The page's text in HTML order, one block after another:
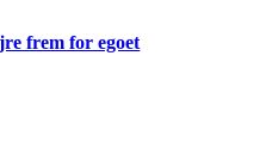
frem for egoet